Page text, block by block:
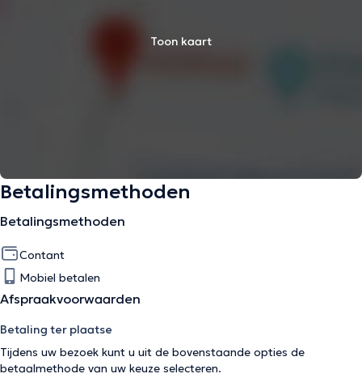
Toon kaart
Betalingsmethoden
Betalingsmethoden
Contant
Mobiel betalen
Afspraakvoorwaarden
Betaling ter plaatse
Tijdens uw bezoek kunt u uit de bovenstaande opties de
betaalmethode van uw keuze selecteren.